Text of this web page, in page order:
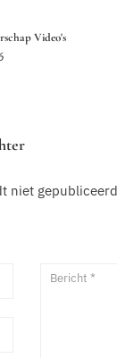
Video's
niet